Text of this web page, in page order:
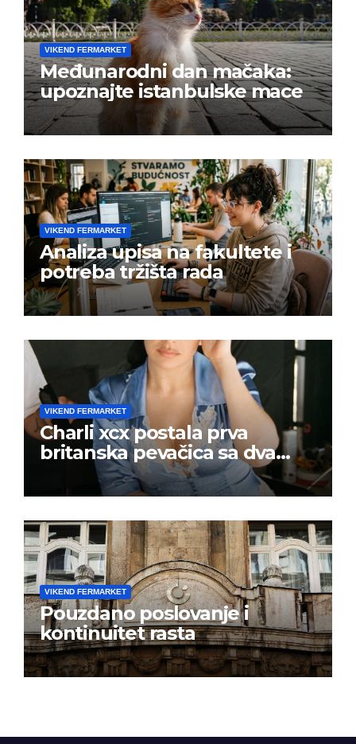
VIKEND FERMARKET
Međunarodni dan mačaka:
upoznajte istanbulske mace
VIKEND FERMARKET
Analiza upisa na fakultete i
potreba tržišta rada
VIKEND FERMARKET
Charli xcx postala prva
britanska pevačica sa dva
albuma na prvom mestu u
istoj kalendarskoj godini
VIKEND FERMARKET
Pouzdano poslovanje i
kontinuitet rasta